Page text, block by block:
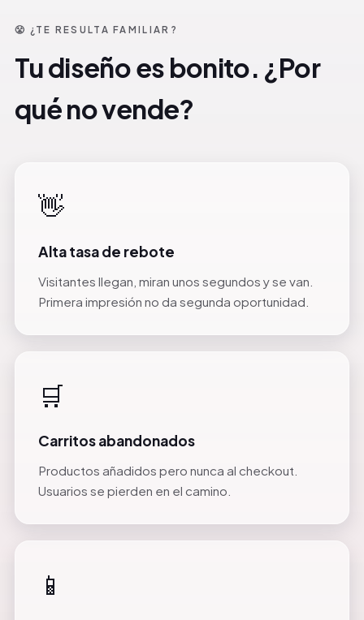
😤 ¿TE RESULTA FAMILIAR?
Tu diseño es bonito. ¿Por
qué no vende?
👋
Alta tasa de rebote
Visitantes llegan, miran unos segundos y se van.
Primera impresión no da segunda oportunidad.
🛒
Carritos abandonados
Productos añadidos pero nunca al checkout.
Usuarios se pierden en el camino.
📱